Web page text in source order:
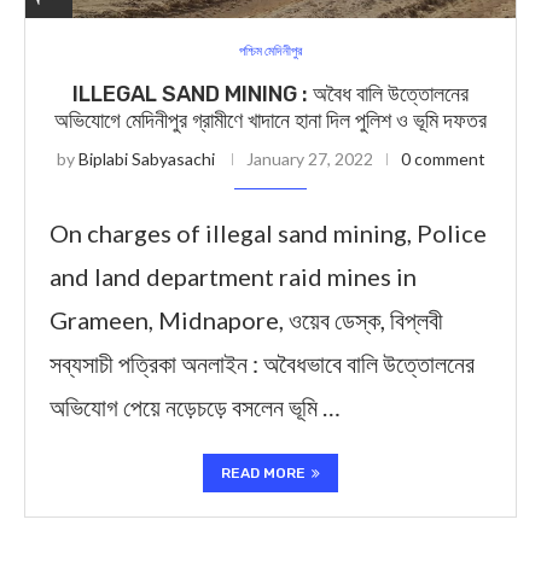
পশ্চিম মেদিনীপুর
ILLEGAL SAND MINING : অবৈধ বালি উত্তোলনের
অভিযোগে মেদিনীপুর গ্রামীণে খাদানে হানা দিল পুলিশ ও ভূমি দফতর
byBiplabi Sabyasachi January 27, 2022 0 comment
On charges of illegal sand mining, Police
and land department raid mines in
Grameen, Midnapore, ওয়েব ডেস্ক, বিপ্লবী
সব্যসাচী পত্রিকা অনলাইন : অবৈধভাবে বালি উত্তোলনের
অভিযোগ পেয়ে নড়েচড়ে বসলেন ভূমি …
READ MORE